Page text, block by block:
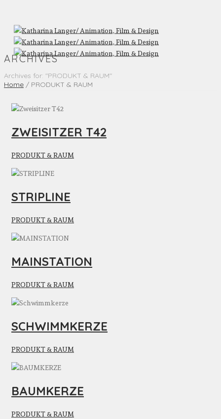
ARCHIVES
Archives for: "PRODUKT & RAUM"
Home / PRODUKT & RAUM
ZWEISITZER T42
PRODUKT & RAUM
STRIPLINE
PRODUKT & RAUM
MAINSTATION
PRODUKT & RAUM
SCHWIMMKERZE
PRODUKT & RAUM
BAUMKERZE
PRODUKT & RAUM